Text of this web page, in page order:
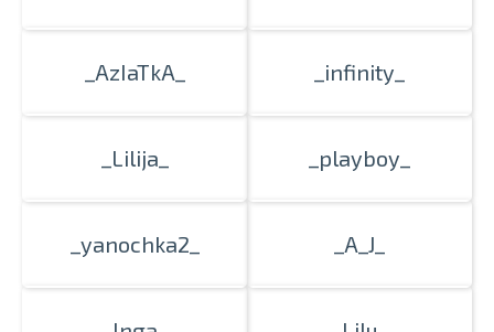
_AzIaTkA_ _infinity_
_Lilija_ _playboy_
_yanochka2_ _A_J_